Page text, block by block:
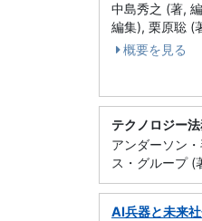
中島秀之 (著,
編集), 栗原聡 (
概要を見る
テクノロジー
アンダーソン
ス・グループ
AI兵器と未来